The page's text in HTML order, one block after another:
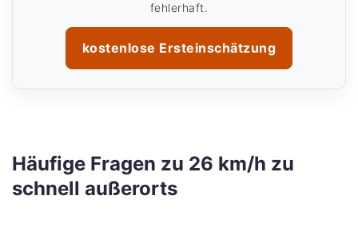
fehlerhaft.
kostenlose Ersteinschätzung
Häufige Fragen zu 26 km/h zu
schnell außerorts